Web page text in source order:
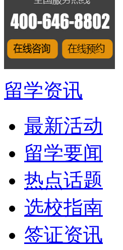
留学资讯
最新活动
留学要闻
热点话题
选校指南
签证资讯